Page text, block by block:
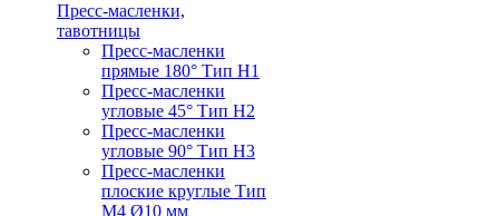
Пресс-масленки,
тавотницы
Пресс-масленки
прямые 180° Тип H1
Пресс-масленки
угловые 45° Тип H2
Пресс-масленки
угловые 90° Тип H3
Пресс-масленки
плоские круглые Тип
M4 Ø10 мм